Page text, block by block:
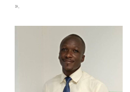
».